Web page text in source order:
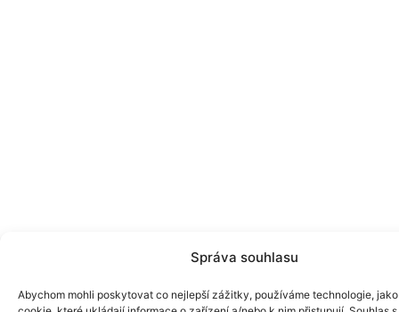
Správa souhlasu
Abychom mohli poskytovat co nejlepší zážitky, používáme technologie,